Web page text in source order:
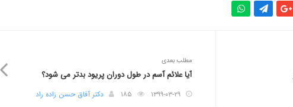
مطلب بعدی
آیا علائم آسم در طول دوران پریود بدتر می شود؟
۱۳۹۹-۰۳-۲۹ ۱۸۵ دکتر آفاق حسن زاده راد